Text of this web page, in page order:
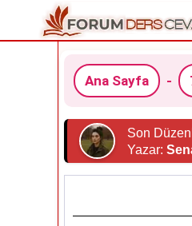
Ana Sayfa -
Son
Yazar: